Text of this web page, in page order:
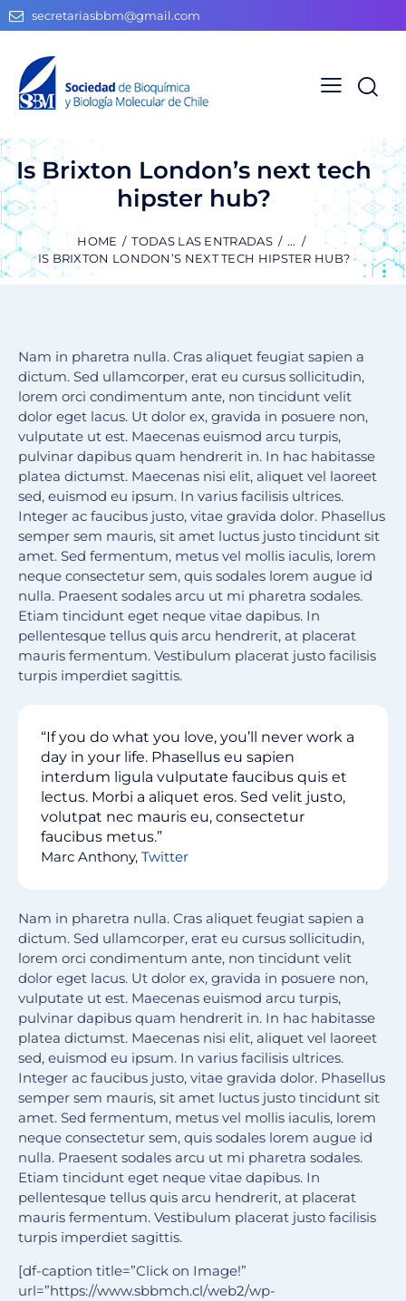
secretariasbbm@gmail.com
Is Brixton London’s next tech
hipster hub?
HOME TODAS LAS ENTRADAS
...
IS BRIXTON LONDON’S NEXT TECH HIPSTER HUB?
Nam in pharetra nulla. Cras aliquet feugiat sapien a
dictum. Sed ullamcorper, erat eu cursus sollicitudin,
lorem orci condimentum ante, non tincidunt velit
dolor eget lacus. Ut dolor ex, gravida in posuere non,
vulputate ut est. Maecenas euismod arcu turpis,
pulvinar dapibus quam hendrerit in. In hac habitasse
platea dictumst. Maecenas nisi elit, aliquet vel laoreet
sed, euismod eu ipsum. In varius facilisis ultrices.
Integer ac faucibus justo, vitae gravida dolor. Phasellus
semper sem mauris, sit amet luctus justo tincidunt sit
amet. Sed fermentum, metus vel mollis iaculis, lorem
neque consectetur sem, quis sodales lorem augue id
nulla. Praesent sodales arcu ut mi pharetra sodales.
Etiam tincidunt eget neque vitae dapibus. In
pellentesque tellus quis arcu hendrerit, at placerat
mauris fermentum. Vestibulum placerat justo facilisis
turpis imperdiet sagittis.
“If you do what you love, you’ll never work a
day in your life. Phasellus eu sapien
interdum ligula vulputate faucibus quis et
lectus. Morbi a aliquet eros. Sed velit justo,
volutpat nec mauris eu, consectetur
faucibus metus.”
Marc Anthony, Twitter
Nam in pharetra nulla. Cras aliquet feugiat sapien a
dictum. Sed ullamcorper, erat eu cursus sollicitudin,
lorem orci condimentum ante, non tincidunt velit
dolor eget lacus. Ut dolor ex, gravida in posuere non,
vulputate ut est. Maecenas euismod arcu turpis,
pulvinar dapibus quam hendrerit in. In hac habitasse
platea dictumst. Maecenas nisi elit, aliquet vel laoreet
sed, euismod eu ipsum. In varius facilisis ultrices.
Integer ac faucibus justo, vitae gravida dolor. Phasellus
semper sem mauris, sit amet luctus justo tincidunt sit
amet. Sed fermentum, metus vel mollis iaculis, lorem
neque consectetur sem, quis sodales lorem augue id
nulla. Praesent sodales arcu ut mi pharetra sodales.
Etiam tincidunt eget neque vitae dapibus. In
pellentesque tellus quis arcu hendrerit, at placerat
mauris fermentum. Vestibulum placerat justo facilisis
turpis imperdiet sagittis.
[df-caption title=”Click on Image!”
url=”https://www.sbbmch.cl/web2/wp-